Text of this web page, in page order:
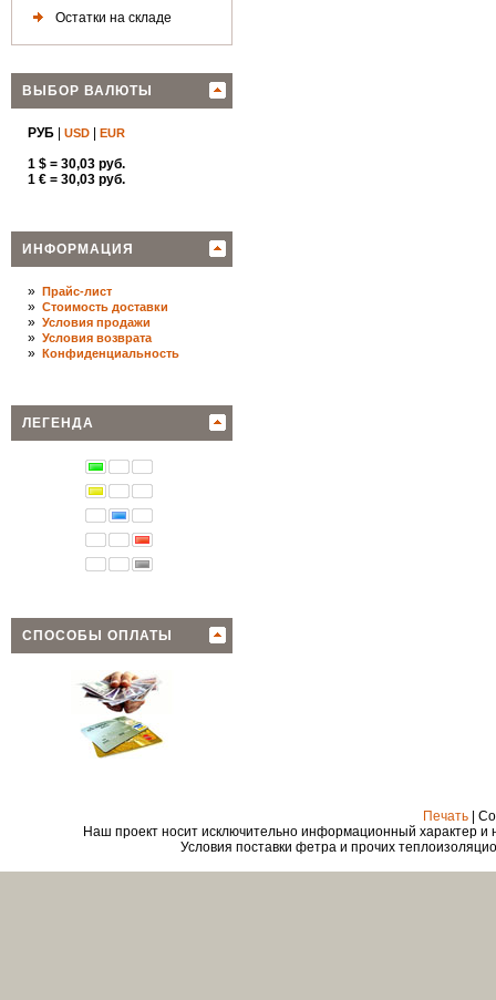
Остатки на складе
ВЫБОР ВАЛЮТЫ
РУБ USD EUR
1 $ = 30,03 руб.
1 € = 30,03 руб.
ИНФОРМАЦИЯ
» Прайс-лист
» Стоимость доставки
» Условия продажи
» Условия возврата
» Конфиденциальность
ЛЕГЕНДА
СПОСОБЫ ОПЛАТЫ
Печать |
Наш проект носит исключительно информационный характер и
Условия поставки фетра и прочих